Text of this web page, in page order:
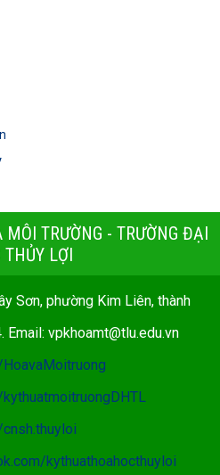
TRƯỜNG - TRƯỜNG ĐẠI
THỦY LỢI
Sơn, phường Kim Liên, thành
Email: vpkhoamt@tlu.edu.vn
kythuathoahocthuyloi